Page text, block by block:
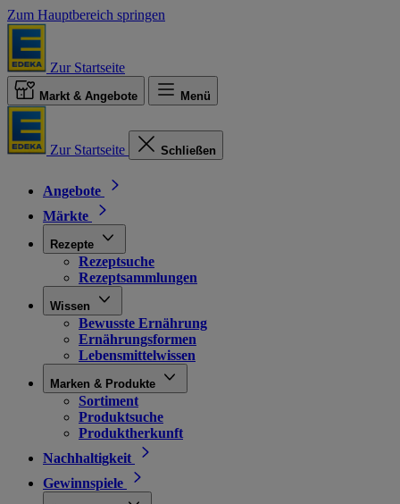
Zum Hauptbereich springen
Zur Startseite
Markt & Angebote Menü
Zur Startseite Schließen
Angebote
Märkte
Rezepte
Rezeptsuche
Rezeptsammlungen
Wissen
Bewusste Ernährung
Ernährungsformen
Lebensmittelwissen
Marken & Produkte
Sortiment
Produktsuche
Produktherkunft
Nachhaltigkeit
Gewinnspiele